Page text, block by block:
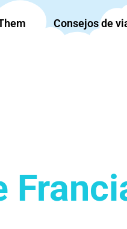
Consejos de